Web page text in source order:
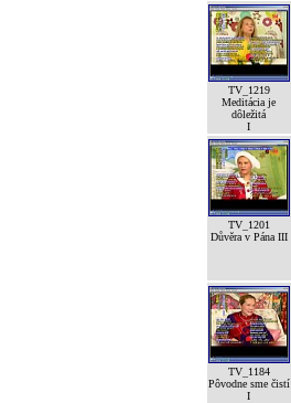
TV_1219
Meditácia je
dôležitá
I
TV_1201
Důvěra v Pána III
TV_1184
Pôvodne sme čistí
I